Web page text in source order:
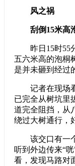
风之祸
刮倒15米高
昨日15时55分
五六米高的泡桐
是并未砸到经过
记者在现场看
已完全从树坑里
道完全阻挡，从
绕过大树通行，
该交口有一个
听到外边传来“
看，发现马路对